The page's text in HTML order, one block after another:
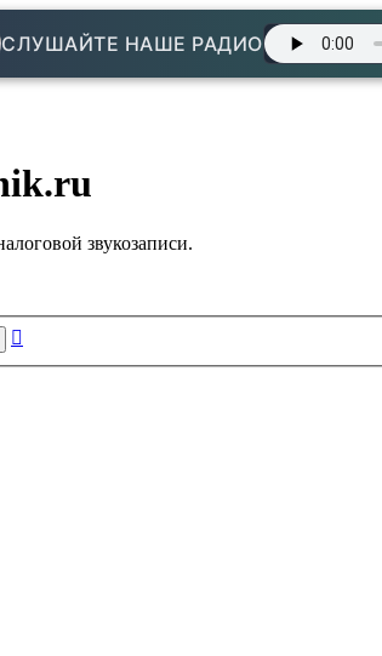
СЛУШАЙТЕ НАШЕ РАДИО
звукозаписи.